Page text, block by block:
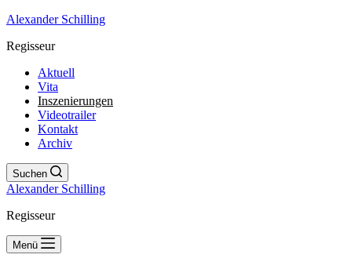
Alexander Schilling
Regisseur
Aktuell
Vita
Inszenierungen
Videotrailer
Kontakt
Archiv
Suchen
Alexander Schilling
Regisseur
Menü